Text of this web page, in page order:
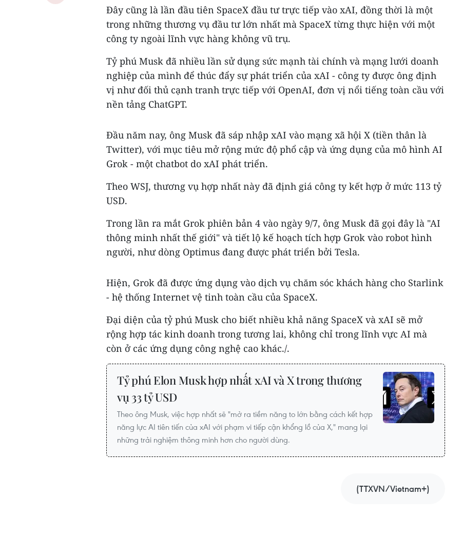
Đây cũng là lần đầu tiên SpaceX đầu tư trực tiếp vào xAI, đồng thời là một
trong những thương vụ đầu tư lớn nhất mà SpaceX từng thực hiện với một
công ty ngoài lĩnh vực hàng không vũ trụ.
Tỷ phú Musk đã nhiều lần sử dụng sức mạnh tài chính và mạng lưới doanh
nghiệp của mình để thúc đẩy sự phát triển của xAI - công ty được ông định
vị như đối thủ cạnh tranh trực tiếp với OpenAI, đơn vị nổi tiếng toàn cầu với
nền tảng ChatGPT.
Đầu năm nay, ông Musk đã sáp nhập xAI vào mạng xã hội X (tiền thân là
Twitter), với mục tiêu mở rộng mức độ phổ cập và ứng dụng của mô hình AI
Grok - một chatbot do xAI phát triển.
Theo WSJ, thương vụ hợp nhất này đã định giá công ty kết hợp ở mức 113 tỷ
USD.
Trong lần ra mắt Grok phiên bản 4 vào ngày 9/7, ông Musk đã gọi đây là "AI
thông minh nhất thế giới" và tiết lộ kế hoạch tích hợp Grok vào robot hình
người, như dòng Optimus đang được phát triển bởi Tesla.
Hiện, Grok đã được ứng dụng vào dịch vụ chăm sóc khách hàng cho Starlink
- hệ thống Internet vệ tinh toàn cầu của SpaceX.
Đại diện của tỷ phú Musk cho biết nhiều khả năng SpaceX và xAI sẽ mở
rộng hợp tác kinh doanh trong tương lai, không chỉ trong lĩnh vực AI mà
còn ở các ứng dụng công nghệ cao khác./.
Tỷ phú Elon Musk hợp nhất xAI và X trong thương
vụ 33 tỷ USD
Theo ông Musk, việc hợp nhất sẽ "mở ra tiềm năng to lớn bằng cách kết hợp
năng lực AI tiên tiến của xAI với phạm vi tiếp cận khổng lồ của X," mang lại
những trải nghiệm thông minh hơn cho người dùng.
(TTXVN/Vietnam+)